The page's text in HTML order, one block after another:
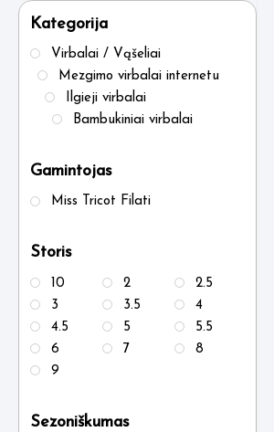
Kategorija
Virbalai / Vąšeliai
Mezgimo virbalai internetu
Ilgieji virbalai
Bambukiniai virbalai
Gamintojas
Miss Tricot Filati
Storis
10 2
2.5
3
3.5
4
4.5
5
5.5
6
7
8
9
Sezoniškumas